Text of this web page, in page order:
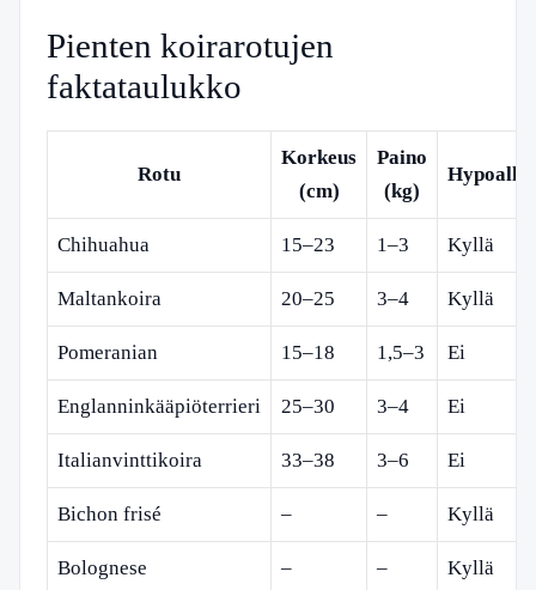
Pienten koirarotujen
faktataulukko
Rotu
Korkeus
(cm)
Paino
(kg)
Chihuahua 15–23 1–3 Kyllä
Maltankoira 20–25 3–4 Kyllä
Pomeranian 15–18 1,5–3 Ei
Englanninkääpiöterrieri 25–30 3–4 Ei
Italianvinttikoira 33–38 3–6 Ei
Bichon frisé – – Kyllä
Bolognese – – Kyllä